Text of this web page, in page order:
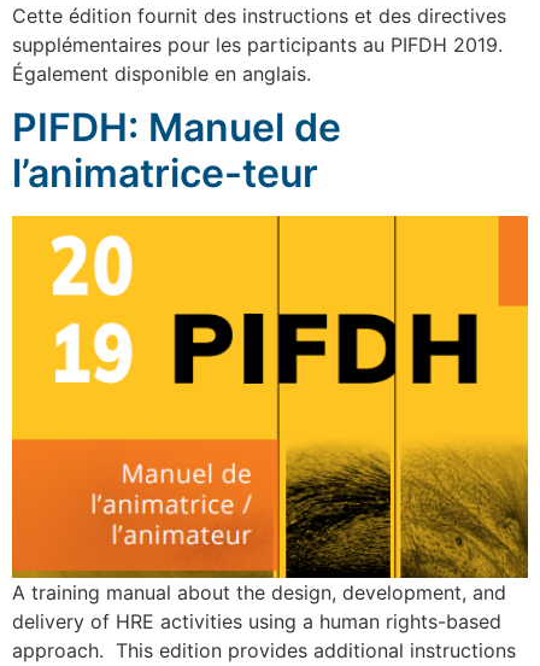
Cette édition fournit des instructions et des directives
supplémentaires pour les participants au PIFDH 2019.
Également disponible en anglais.
PIFDH: Manuel de
l’animatrice-teur
A training manual about the design, development, and
delivery of HRE activities using a human rights-based
approach. This edition provides additional instructions